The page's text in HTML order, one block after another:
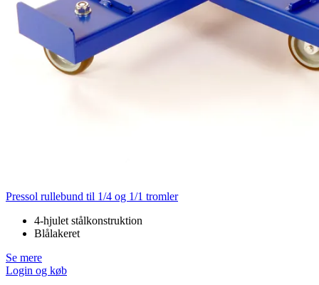
Pressol rullebund til 1/4 og 1/1 tromler
4-hjulet stålkonstruktion
Blålakeret
Se mere
Login og køb